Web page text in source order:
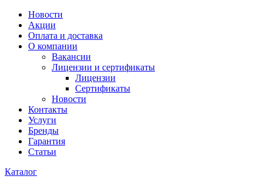
Новости
Акции
Оплата и доставка
О компании
Вакансии
Лицензии и сертификаты
Лицензии
Сертификаты
Новости
Контакты
Услуги
Бренды
Гарантия
Статьи
Каталог